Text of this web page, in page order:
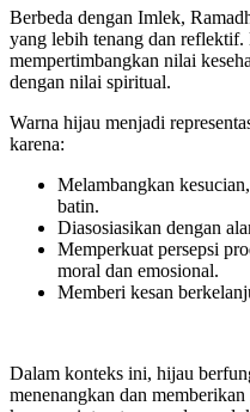
Berbeda dengan Imlek,
yang lebih tenang dan
mempertimbangkan nilai
dengan nilai spiritual.
Warna hijau menjadi
karena:
Melambangkan
batin.
Diasosiasikan dengan
Memperkuat persepsi
moral dan emosional.
Memberi kesan
Dalam konteks ini, hijau
menenangkan dan